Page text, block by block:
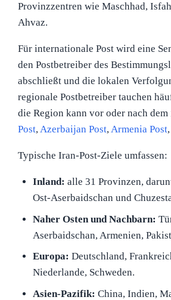
Provinzzentren wie Maschhad,
Ahvaz.
Für internationale Post wird eine
den Postbetreiber des
abschließt und die lokalen
regionale Postbetreiber tauchen
die Region kann vor oder nach
Post,Azerbaijan Post,Armenia Post,
Typische Iran-Post-Ziele umfassen:
Inland: alle 31 Provinzen,
Ost-Aserbaidschan und
Naher Osten und Nachbarn:
Aserbaidschan, Armenien,
Europa: Deutschland,
Niederlande, Schweden.
Asien-Pazifik: China, Indien,